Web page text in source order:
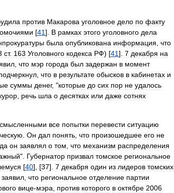
против Макарова уголовное дело по факту
[41]. В рамках этого уголовного дела
была опубликована информация что
ст. 163 Уголовного кодекса РФ) [41]. 7 декабря на
что мэр города был задержан в момент
что в результате обысков в кабинетах и
суммы денег, "которые до сих пор не удалось
речь шла о десятках или даже сотнях
все попытки перевести ситуацию
Он дал понять что произошедшее его не
он заявлял о том что механизм распределения
". Губернатор призвал томское региональное
[40], [37]. 7 декабря один из лидеров томских
заявил что региональное отделение партии
вице-мэра против которого в октябре 2006